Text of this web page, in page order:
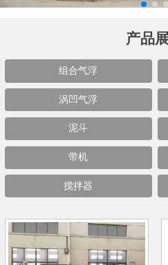
产品
组合气浮
涡凹气浮
泥斗
带机
搅拌器